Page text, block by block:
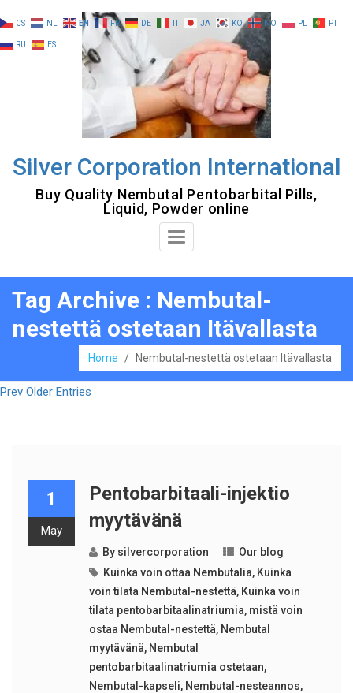
to
content
Silver Corporation International
Buy Quality Nembutal Pentobarbital Pills,
Liquid, Powder online
Toggle
Tag Archive : Nembutal-
nestettä ostetaan Itävallasta
Home / Nembutal-nestettä ostetaan Itävallasta
Prev Older Entries
1
May
Pentobarbitaali-injektio
myytävänä
By silvercorporation
Our blog
Kuinka voin ottaa Nembutalia, Kuinka
voin tilata Nembutal-nestettä, Kuinka voin
tilata pentobarbitaalinatriumia, mistä voin
ostaa Nembutal-nestettä, Nembutal
myytävänä, Nembutal
pentobarbitaalinatriumia ostetaan,
Nembutal-kapseli, Nembutal-nesteannos,
CS NL EN FR DE IT JA KO NO PL PT
RU ES